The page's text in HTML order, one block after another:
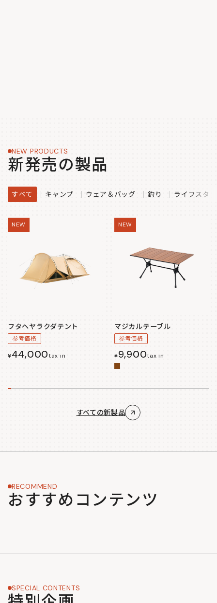
NEW PRODUCTS
新発売の製品
すべて キャンプ ウェア＆バッグ 釣り ライフスタ
NEW
フタヘヤラクダテント
参考価格
¥44,000tax in
NEW
マジカルテーブル
参考価格
¥9,900tax in
すべての新製品
RECOMMEND
おすすめコンテンツ
SPECIAL CONTENTS